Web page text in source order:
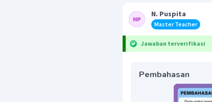
N. Puspita
Master Teacher
Jawaban terverifikasi
Pembahasan